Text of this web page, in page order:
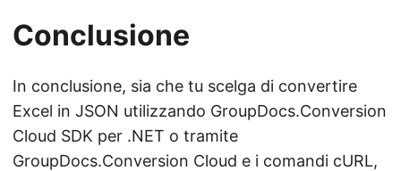
Conclusione
In conclusione, sia che tu scelga di convertire
Excel in JSON utilizzando GroupDocs.Conversion
Cloud SDK per .NET o tramite
GroupDocs.Conversion Cloud e i comandi cURL,